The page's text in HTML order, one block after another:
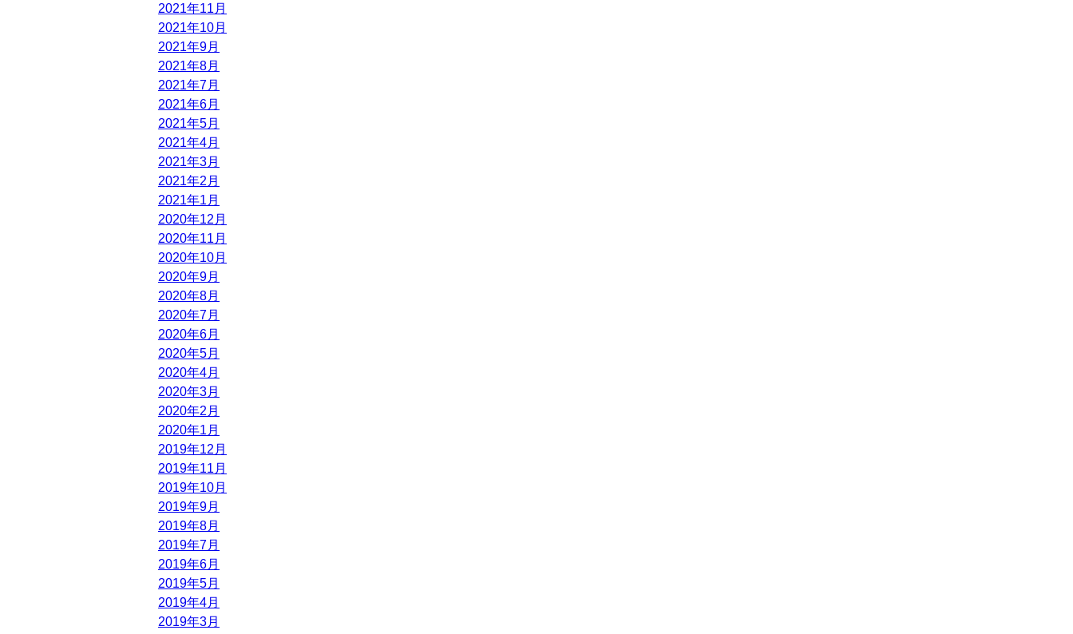
2021年11月
2021年10月
2021年9月
2021年8月
2021年7月
2021年6月
2021年5月
2021年4月
2021年3月
2021年2月
2021年1月
2020年12月
2020年11月
2020年10月
2020年9月
2020年8月
2020年7月
2020年6月
2020年5月
2020年4月
2020年3月
2020年2月
2020年1月
2019年12月
2019年11月
2019年10月
2019年9月
2019年8月
2019年7月
2019年6月
2019年5月
2019年4月
2019年3月